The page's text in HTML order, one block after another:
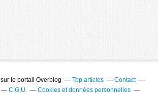
sur le portail Overblog Top articles
Contact
C.G.U.
Cookies et données personnelles